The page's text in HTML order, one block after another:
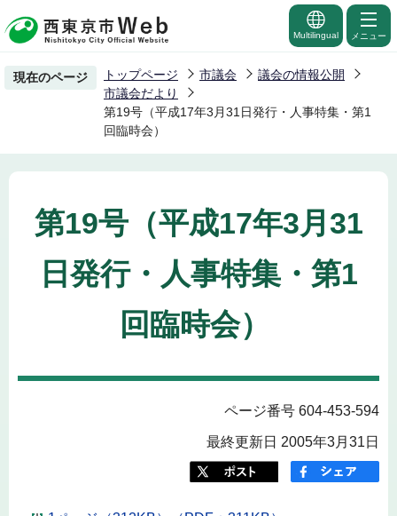
の
ー
先
頭
Multilingual メニュー
現在のページ トップページ 市議会
議会の情報公開
市議会だより
第19号（平成17年3月31日発行・人事特集・第1
回臨時会）
第19号（平成17年3月31
日発行・人事特集・第1
回臨時会）
ページ番号 604-453-594
最終更新日 2005年3月31日